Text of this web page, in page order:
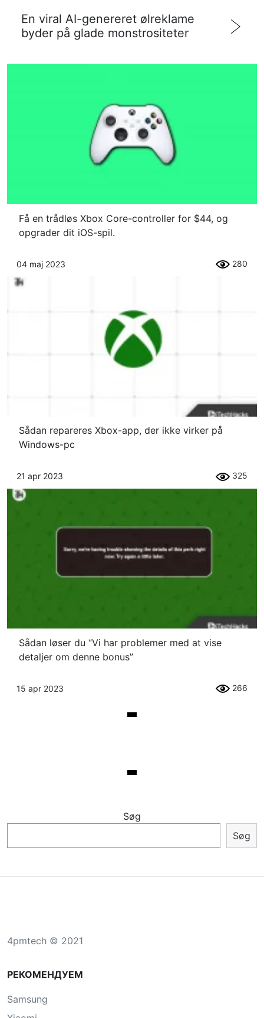
En viral AI-genereret ølreklame
byder på glade monstrositeter
Få en trådløs Xbox Core-controller for $44, og
opgrader dit iOS-spil.
04 maj 2023 280
Sådan repareres Xbox-app, der ikke virker på
Windows-pc
21 apr 2023 325
Sådan løser du “Vi har problemer med at vise
detaljer om denne bonus”
15 apr 2023 266
Søg
Søg
4pmtech © 2021
РЕКОМЕНДУЕМ
Samsung